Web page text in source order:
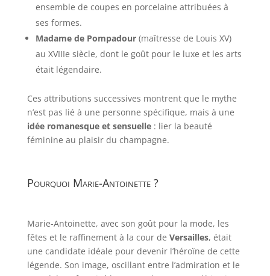
ensemble de coupes en porcelaine attribuées à
ses formes.
Madame de Pompadour(maîtresse de Louis XV)
au XVIIIe siècle, dont le goût pour le luxe et les arts
était légendaire.
Ces attributions successives montrent que le mythe
n’est pas lié à une personne spécifique, mais à une
idée romanesque et sensuelle: lier la beauté
féminine au plaisir du champagne.
Pourquoi Marie-Antoinette ?
Marie-Antoinette, avec son goût pour la mode, les
fêtes et le raffinement à la cour de Versailles, était
une candidate idéale pour devenir l’héroïne de cette
légende. Son image, oscillant entre l’admiration et le